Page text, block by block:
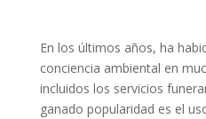
En los últimos años, ha
conciencia ambiental en
incluidos los servicios
ganado popularidad es el